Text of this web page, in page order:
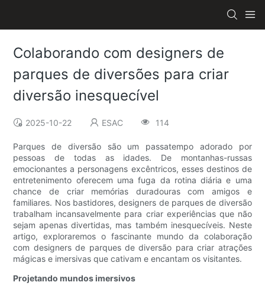
Colaborando com designers de
parques de diversões para criar
diversão inesquecível
2025-10-22 ESAC 114
Parques de diversão são um passatempo adorado por
pessoas de todas as idades. De montanhas-russas
emocionantes a personagens excêntricos, esses destinos de
entretenimento oferecem uma fuga da rotina diária e uma
chance de criar memórias duradouras com amigos e
familiares. Nos bastidores, designers de parques de diversão
trabalham incansavelmente para criar experiências que não
sejam apenas divertidas, mas também inesquecíveis. Neste
artigo, exploraremos o fascinante mundo da colaboração
com designers de parques de diversão para criar atrações
mágicas e imersivas que cativam e encantam os visitantes.
Projetando mundos imersivos